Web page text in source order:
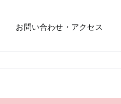
お問い合わせ・アクセス